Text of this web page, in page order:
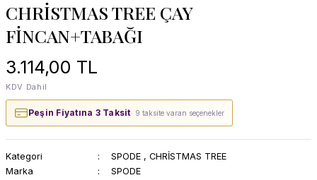
CHRİSTMAS TREE ÇAY
FİNCAN+TABAĞI
3.114,00 TL
KDV Dahil
Peşin Fiyatına 3 Taksit· 9 taksite varan seçenekler
Kategori SPODE , CHRİSTMAS TREE
Marka
SPODE